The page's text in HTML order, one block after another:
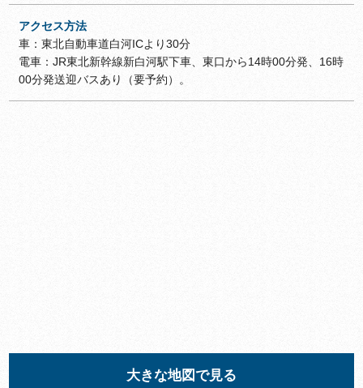
アクセス方法
車：東北自動車道白河ICより30分
電車：JR東北新幹線新白河駅下車、東口から14時00分発、16時
00分発送迎バスあり（要予約）。
大きな地図で見る